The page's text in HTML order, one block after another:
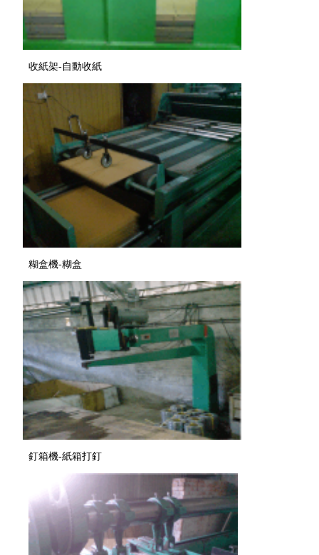
收紙架-自動收紙
糊盒機-糊盒
釘箱機-紙箱打釘